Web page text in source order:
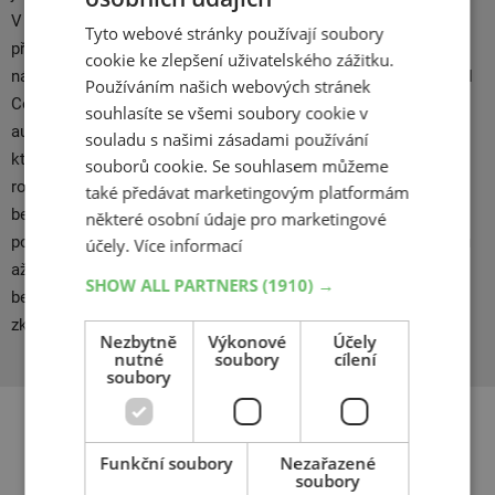
V řadě testů pneumatik figurují pneumatiky Continental na
předních místech. Oproti konkurenci jsou tyto pneu cenově
náročnější, avšak kvalita je nespočetně vyšší. Jako první přišel
Continental s výrobou zimních pneumatik na nákladní
automobily. Většinou se setkáme s kladnými ohlasy od těch,
kteří s pneu Continental mají zkušenosti. Od svého založení v
roce 1871, Continental pracuje na jednom cíli: Zajišťovat
bezpečnost na silnicích bez kompromisů, s komfortem a
potěšením. Od první pneumatiky na světe se vzorkem běhounu
až po vizionářskou Conti.eContact a inovace v automotivní
bezpečnosti – více než 140 let, neustále rozvíjíme naše
zkušenosti v mobilitě, dopravě a procesech.
Související produkty
Tyto webové stránky používají soubory
cookie ke zlepšení uživatelského zážitku.
Používáním našich webových stránek
souhlasíte se všemi soubory cookie v
souladu s našimi zásadami používání
souborů cookie. Se souhlasem můžeme
také předávat marketingovým platformám
některé osobní údaje pro marketingové
účely.Více informací
SHOW ALL PARTNERS(1910) →
Nezbytně
nutné
soubory
Výkonové
soubory
Účely
cílení
Funkční soubory
Nezařazené
soubory